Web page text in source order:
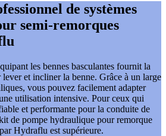
de systèmes
semi-remorques
les bennes basculantes fournit la
lever et incliner la benne. Grâce à un large
vous pouvez facilement adapter
utilisation intensive. Pour ceux qui
et performante pour la conduite de
de pompe hydraulique pour remorque
Hydraflu est supérieure.